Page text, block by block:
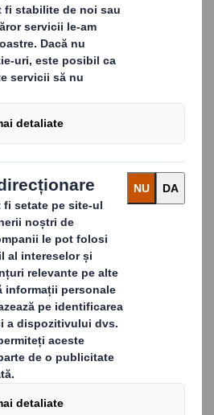
de
gândească la întregul ciclu,
clară. Încep să se
eficiente. Numim acest lucru
rezultate continue, de
dată când produsul
și vândut. Asta facem,
Este modul nostru de lucru.
pentru a vă ajuta să
să fie cât mai de succes
de instrumente și
Centrele noastre Impact